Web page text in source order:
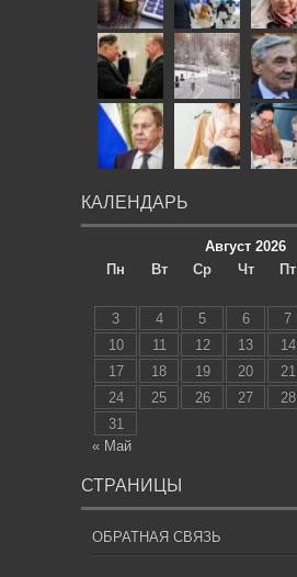
КАЛЕНДАРЬ
Август 2026
Пн
Вт Ср Чт Пт
3
4 5 6 7
10
11 12 13 14
17
18 19 20 21
24
25 26 27 28
31
« Май
СТРАНИЦЫ
ОБРАТНАЯ СВЯЗЬ